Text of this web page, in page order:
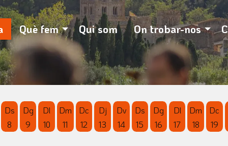
Què fem Qui som On trobar-nos
pausa per controlar-lo.
Ds
8
Dg
9
Dl
10
Dm
11
Dc
12
Dj
13
Dv
14
Ds
15
Dg
16
Dl
17
Dm
18
Dc
19